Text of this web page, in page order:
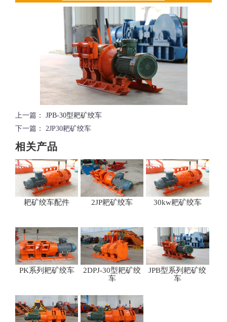
上一篇： JPB-30型耙矿绞车
下一篇： 2JP30耙矿绞车
相关产品
耙矿绞车配件 2JP耙矿绞车 30kw耙矿绞车
PK系列耙矿绞车
2DPJ-30型耙矿绞
车
JPB型系列耙矿绞
车